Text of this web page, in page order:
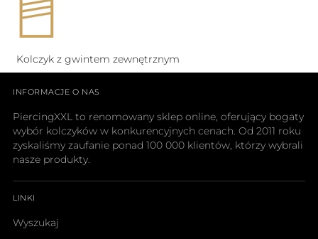
Kolczyk z gwintem zewnętrznym
INFORMACJE O NAS
PiercingXXL to renomowany sklep online, oferujący bogaty
wybór kolczyków w konkurencyjnych cenach. Od 2011 roku
zyskaliśmy zaufanie ponad 100 000 klientów, którzy wybrali
nasze produkty.
LINKI
Wyszukaj